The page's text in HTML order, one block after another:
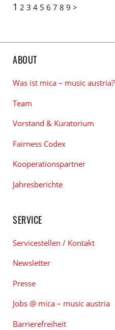
1 2 3 4 5 6 7 8 9 >
ABOUT
Was ist mica – music austria?
Team
Vorstand & Kuratorium
Fairness Codex
Kooperationspartner
Jahresberichte
SERVICE
Servicestellen / Kontakt
Newsletter
Presse
Jobs @ mica – music austria
Barrierefreiheit